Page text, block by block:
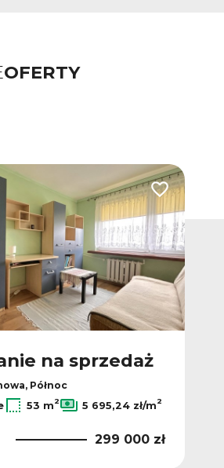
OFERTY
Dodaj do
na sprzedaż
Północ
53 m2 5 695,24 zł/m2
299 000 zł